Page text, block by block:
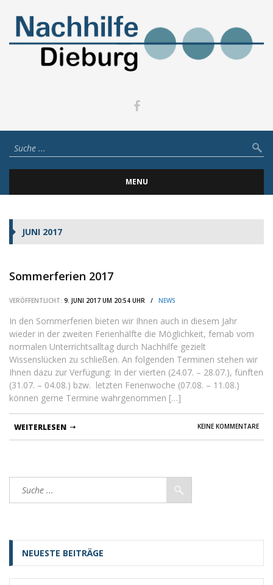
MENU
JUNI 2017
Sommerferien 2017
VERÖFFENTLICHT: 9. JUNI 2017 UM 20:54 UHR / NEWS
In den Sommerferien bieten wir Ihnen auch in diesem Jahr
wieder in der zweiten Ferienhälfte die Möglichkeit, fernab vom
normalen Unterrichtsalltag durch Nachhilfe gezielt
Wissenslücken zu schließen. An folgenden Terminen stehen wir
Ihnen dazu zur Verfügung: In der vierten (24.07. – 28.07.), fünften
(31.07. – 04.08.) bzw. letzten Ferienwoche (07.08. – 11.08.)
können gerne Termine wahrgenommen […]
KEINE KOMMENTARE
WEITERLESEN
NEUESTE BEITRÄGE